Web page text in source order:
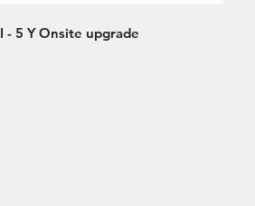
- 5 Y Onsite upgrade